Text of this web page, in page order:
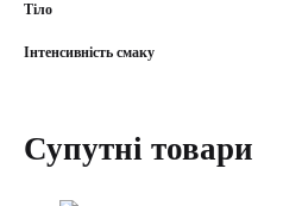
Тіло
Інтенсивність смаку
Супутні товари